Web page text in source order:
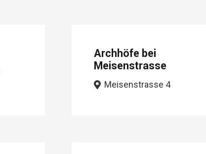
Archhöfe bei
Meisenstrasse
Meisenstrasse 4